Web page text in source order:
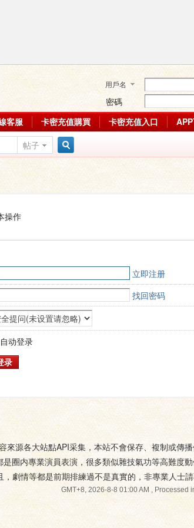
用戶名
密碼
客服 卡密充值購買 卡密充值入口
帖子
操作
立即注册
找回密码
自动登录
录
來源各大站點API采集，本站不會保存、複制或傳
圈内專業演員表演，很多類似雜技氣功等高難度
，劇情等都是前期排練過不是真實的，非專業人士
GMT+8, 2026-8-8 01:00 AM, Processed